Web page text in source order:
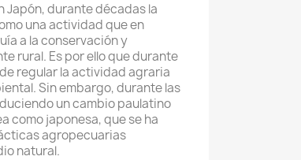
Japón, durante décadas la
una actividad que en
a la conservación y
rural. Es por ello que durante
regular la actividad agraria
Sin embargo, durante las
un cambio paulatino
como japonesa, que se ha
agropecuarias
natural.